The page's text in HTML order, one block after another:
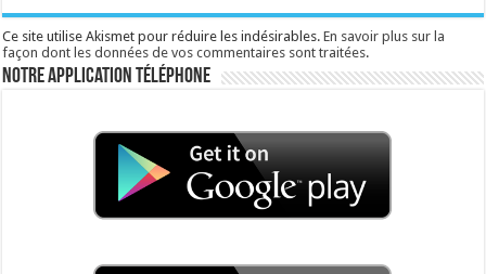
Ce site utilise Akismet pour réduire les indésirables.En savoir plus sur la
façon dont les données de vos commentaires sont traitées.
Notre application téléphone